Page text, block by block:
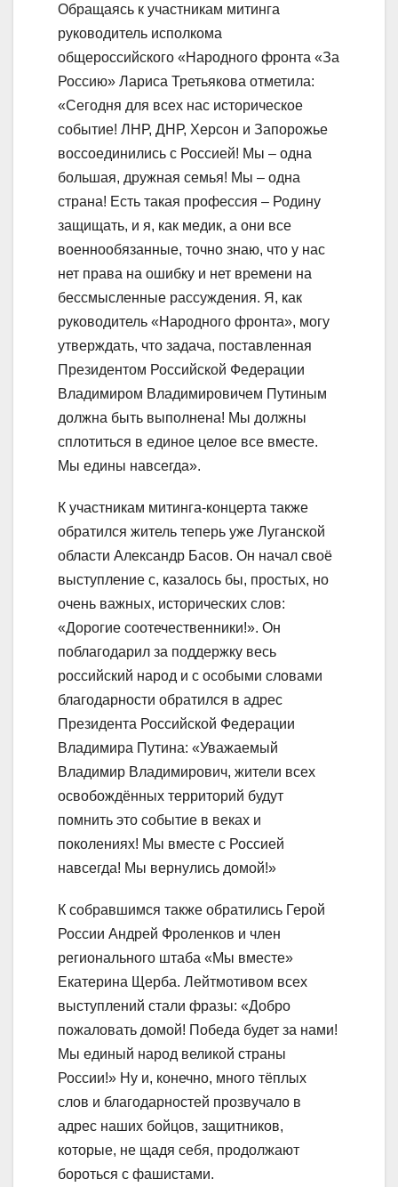
Обращаясь к участникам митинга
руководитель исполкома
общероссийского «Народного фронта «За
Россию» Лариса Третьякова отметила:
«Сегодня для всех нас историческое
событие! ЛНР, ДНР, Херсон и Запорожье
воссоединились с Россией! Мы – одна
большая, дружная семья! Мы – одна
страна! Есть такая профессия – Родину
защищать, и я, как медик, а они все
военнообязанные, точно знаю, что у нас
нет права на ошибку и нет времени на
бессмысленные рассуждения. Я, как
руководитель «Народного фронта», могу
утверждать, что задача, поставленная
Президентом Российской Федерации
Владимиром Владимировичем Путиным
должна быть выполнена! Мы должны
сплотиться в единое целое все вместе.
Мы едины навсегда».
К участникам митинга-концерта также
обратился житель теперь уже Луганской
области Александр Басов. Он начал своё
выступление с, казалось бы, простых, но
очень важных, исторических слов:
«Дорогие соотечественники!». Он
поблагодарил за поддержку весь
российский народ и с особыми словами
благодарности обратился в адрес
Президента Российской Федерации
Владимира Путина: «Уважаемый
Владимир Владимирович, жители всех
освобождённых территорий будут
помнить это событие в веках и
поколениях! Мы вместе с Россией
навсегда! Мы вернулись домой!»
К собравшимся также обратились Герой
России Андрей Фроленков и член
регионального штаба «Мы вместе»
Екатерина Щерба. Лейтмотивом всех
выступлений стали фразы: «Добро
пожаловать домой! Победа будет за нами!
Мы единый народ великой страны
России!» Ну и, конечно, много тёплых
слов и благодарностей прозвучало в
адрес наших бойцов, защитников,
которые, не щадя себя, продолжают
бороться с фашистами.